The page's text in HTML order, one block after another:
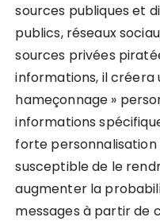
sources publiques et
publics, réseaux
sources privées
informations, il créera
hameçonnage »
informations
forte personnalisation
susceptible de le
augmenter la
messages à partir de